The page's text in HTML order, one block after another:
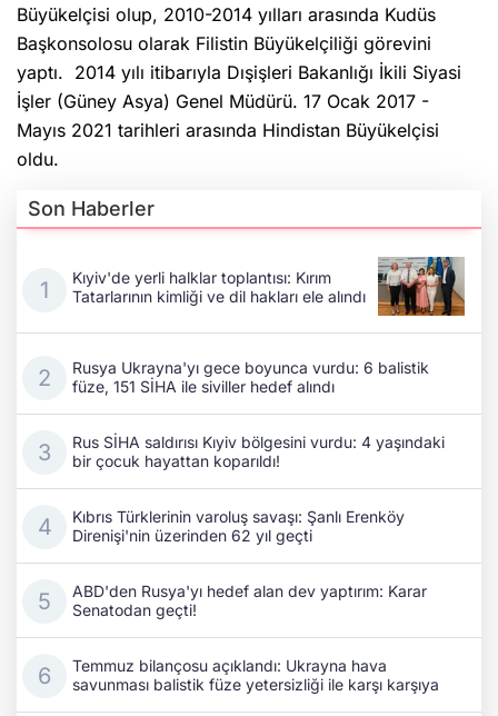
Büyükelçisi olup, 2010-2014 yılları arasında Kudüs
Başkonsolosu olarak Filistin Büyükelçiliği görevini
yaptı. 2014 yılı itibarıyla Dışişleri Bakanlığı İkili Siyasi
İşler (Güney Asya) Genel Müdürü. 17 Ocak 2017 -
Mayıs 2021 tarihleri arasında Hindistan Büyükelçisi
oldu.
Son Haberler
Kıyiv'de yerli halklar toplantısı: Kırım
Tatarlarının kimliği ve dil hakları ele alındı
Rusya Ukrayna'yı gece boyunca vurdu: 6 balistik
füze, 151 SİHA ile siviller hedef alındı
Rus SİHA saldırısı Kıyiv bölgesini vurdu: 4 yaşındaki
bir çocuk hayattan koparıldı!
Kıbrıs Türklerinin varoluş savaşı: Şanlı Erenköy
Direnişi'nin üzerinden 62 yıl geçti
ABD'den Rusya'yı hedef alan dev yaptırım: Karar
Senatodan geçti!
Temmuz bilançosu açıklandı: Ukrayna hava
savunması balistik füze yetersizliği ile karşı karşıya